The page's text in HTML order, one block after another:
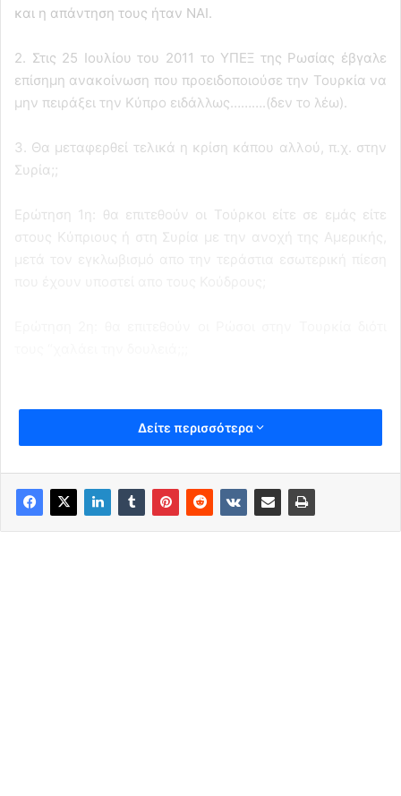
και η απάντηση τους ήταν ΝΑΙ.
2. Στις 25 Ιουλίου του 2011 το ΥΠΕΞ της Ρωσίας έβγαλε
επίσημη ανακοίνωση που προειδοποιούσε την Τουρκία να
μην πειράξει την Κύπρο ειδάλλως……….(δεν το λέω).
3. Θα μεταφερθεί τελικά η κρίση κάπου αλλού, π.χ. στην
Συρία;;
Ερώτηση 1η: θα επιτεθούν οι Τούρκοι είτε σε εμάς είτε
στους Κύπριους ή στη Συρία με την ανοχή της Αμερικής,
Δείτε περισσότερα